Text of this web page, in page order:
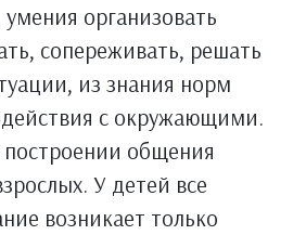
организовать
сопереживать, решать
из знания норм
с окружающими.
общения
У детей все
возникает только